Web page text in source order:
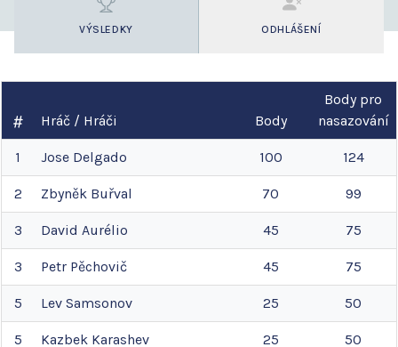
VÝSLEDKY ODHLÁŠENÍ
Hráč / Hráči Body
Body pro
nasazování
1 Jose Delgado 100 124
2 Zbyněk Buřval 70 99
3 David Aurélio 45 75
3 Petr Pěchovič 45 75
5 Lev Samsonov 25 50
5 Kazbek Karashev 25 50